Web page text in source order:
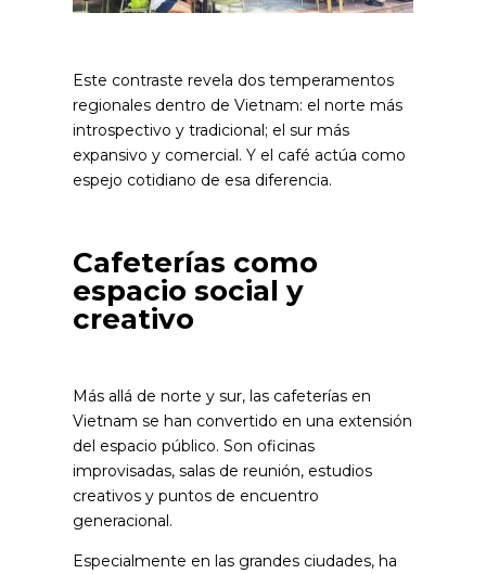
Este contraste revela dos temperamentos
regionales dentro de Vietnam: el norte más
introspectivo y tradicional; el sur más
expansivo y comercial. Y el café actúa como
espejo cotidiano de esa diferencia.
Cafeterías como
espacio social y
creativo
Más allá de norte y sur, las cafeterías en
Vietnam se han convertido en una extensión
del espacio público. Son oficinas
improvisadas, salas de reunión, estudios
creativos y puntos de encuentro
generacional.
Especialmente en las grandes ciudades, ha